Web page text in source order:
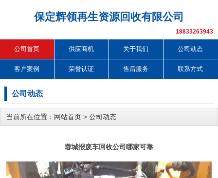
保定辉领再生资源回收有限公司
18833263943
公司首页 供应商机 关于我们 公司动态
客户案例 荣誉认证 售后服务 联系方式
公司动态
当前所在位置： 网站首页 > 公司动态
蓉城报废车回收公司哪家可靠